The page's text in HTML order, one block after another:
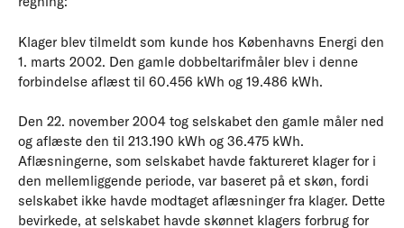
Klager blev tilmeldt som kunde hos Københavns Energi den
1. marts 2002. Den gamle dobbeltarifmåler blev i denne
forbindelse aflæst til 60.456 kWh og 19.486 kWh.
Den 22. november 2004 tog selskabet den gamle måler ned
og aflæste den til 213.190 kWh og 36.475 kWh.
Aflæsningerne, som selskabet havde faktureret klager for i
den mellemliggende periode, var baseret på et skøn, fordi
selskabet ikke havde modtaget aflæsninger fra klager. Dette
bevirkede, at selskabet havde skønnet klagers forbrug for